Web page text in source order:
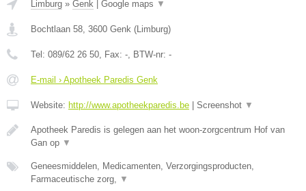
Limburg » Genk Google maps ▼
Bochtlaan 58 3600 Genk ( Limburg)
Tel: 089/62 26 50 , Fax: - , BTW-nr: -
E-mail › Apotheek Paredis Genk
Website: http://www.apotheekparedis.be Screenshot ▼
Apotheek Paredis is gelegen aan het woon-zorgcentrum Hof van
Gan op ▼
Geneesmiddelen, Medicamenten, Verzorgingsproducten,
Farmaceutische zorg,
▼